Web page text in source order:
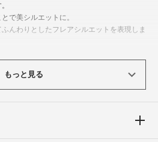
で美シルエットに。
んわりとしたフレアシルエットを表現しま
ージョンシーンに対応できる一着です。
ドレスになります。
もっと見る